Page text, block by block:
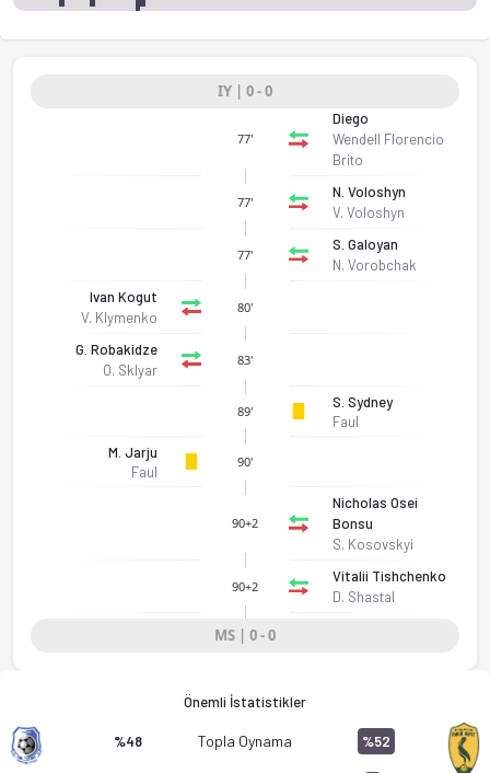
FC Chornomorets Odessa - FC Levy Bereg Kiev 0-0 bitti.
IY | 0 - 0
77'
Diego
Wendell Florencio
Brito
77'
N. Voloshyn
V. Voloshyn
77'
S. Galoyan
N. Vorobchak
Ivan Kogut
V. Klymenko
80'
G. Robakidze
O. Sklyar
83'
89'
S. Sydney
Faul
M. Jarju
Faul
90'
90+2
Nicholas Osei
Bonsu
S. Kosovskyi
90+2
Vitalii Tishchenko
D. Shastal
MS | 0 - 0
Önemli İstatistikler
%48 Topla Oynama %52